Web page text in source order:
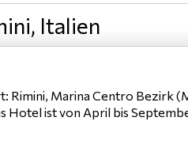
Italien
Rimini, Marina Centro Bezirk
Hotel ist von April bis